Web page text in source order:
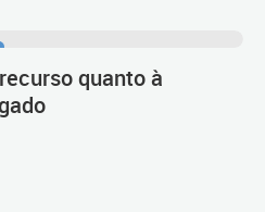
quanto à